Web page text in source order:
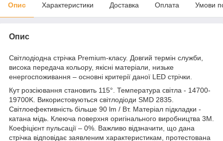
Опис Характеристики Доставка Оплата Умови
Опис
Світлодіодна стрічка Premium-класу. Довгий термін служби,
висока передача кольору, якісні матеріали, низьке
енергоспоживання – основні критерії даної LED стрічки.
Кут розсіювання становить 115°. Температура світла - 14700-
19700K. Використовуються світлодіоди SMD 2835.
Світлоефективність більше 90 lm / Вт. Матеріал підкладки -
катана мідь. Клеюча поверхня оригінального виробництва 3М.
Коефіцієнт пульсації – 0%. Важливо відзначити, що дана
стрічка відповідає заявленим характеристикам, протестована